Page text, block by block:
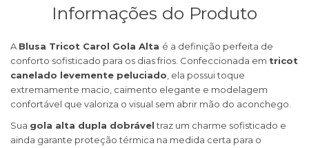
Informações do Produto
A Blusa Tricot Carol Gola Alta é a definição perfeita de
conforto sofisticado para os dias frios. Confeccionada em tricot
canelado levemente peluciado , ela possui toque
extremamente macio, caimento elegante e modelagem
confortável que valoriza o visual sem abrir mão do aconchego.
Sua gola alta dupla dobráveltraz um charme sofisticado e
ainda garante proteção térmica na medida certa para o